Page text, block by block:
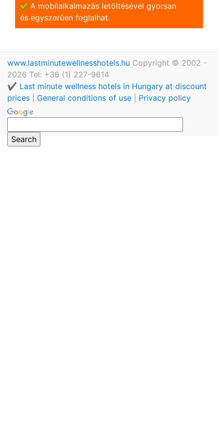
A mobilalkalmazás letöltésével gyorsan
és egyszerũen foglalhat.
www.lastminutewellnesshotels.hu Copyright © 2002 -
2026 Tel: +36 (1) 227-9614
✔️ Last minute wellness hotels in Hungary at discount
prices
General conditions of use Privacy policy